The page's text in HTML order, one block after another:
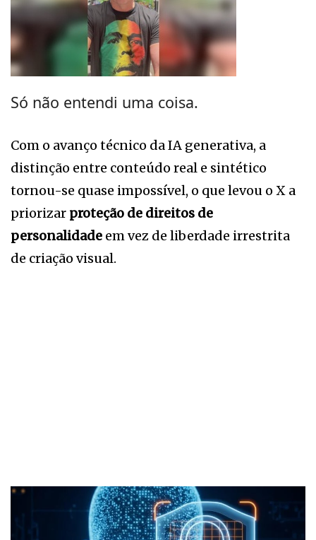
Só não entendi uma coisa.
Com o avanço técnico da IA generativa, a
distinção entre conteúdo real e sintético
tornou-se quase impossível, o que levou o X a
priorizar proteção de direitos de
personalidade em vez de liberdade irrestrita
de criação visual.